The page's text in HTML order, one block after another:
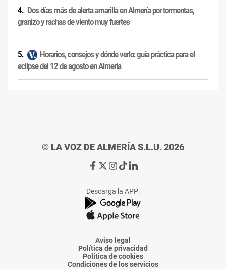
Dos días más de alerta amarilla en Almería por tormentas,
granizo y rachas de viento muy fuertes
Horarios, consejos y dónde verlo: guía práctica para el
eclipse del 12 de agosto en Almería
© LA VOZ DE ALMERÍA S.L.U. 2026
Ir
de
La
Voz
Almería
Ir
de
La
Voz
Almería
Ir
de
La
Voz
Almería
Ir
de
La
Voz
Almería
Ir
de
La
Voz
Descarga la APP:
Aviso legal
Política de privacidad
Política de cookies
Condiciones de los servicios